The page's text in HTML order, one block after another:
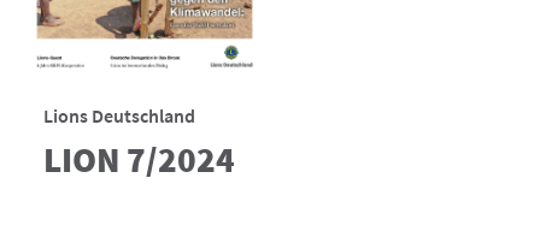
Lions Deutschland
LION 7/2024